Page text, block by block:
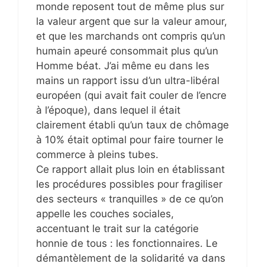
monde reposent tout de même plus sur
la valeur argent que sur la valeur amour,
et que les marchands ont compris qu’un
humain apeuré consommait plus qu’un
Homme béat. J’ai même eu dans les
mains un rapport issu d’un ultra-libéral
européen (qui avait fait couler de l’encre
à l’époque), dans lequel il était
clairement établi qu’un taux de chômage
à 10% était optimal pour faire tourner le
commerce à pleins tubes.
Ce rapport allait plus loin en établissant
les procédures possibles pour fragiliser
des secteurs « tranquilles » de ce qu’on
appelle les couches sociales,
accentuant le trait sur la catégorie
honnie de tous : les fonctionnaires. Le
démantèlement de la solidarité va dans